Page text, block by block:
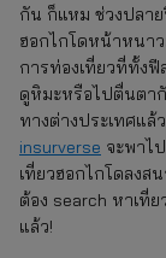
กัน ก็แหม ช่วงปลา
ฮอกไกโดหน้าหนา
การท่องเที่ยวที่ทั้งฟี
ดูหิมะหรือไปตื่นตา
ทางต่างประเทศแล้
insurverse จะพาไ
เที่ยวฮอกไกโดลง
ต้อง search หาเที่
แล้ว!